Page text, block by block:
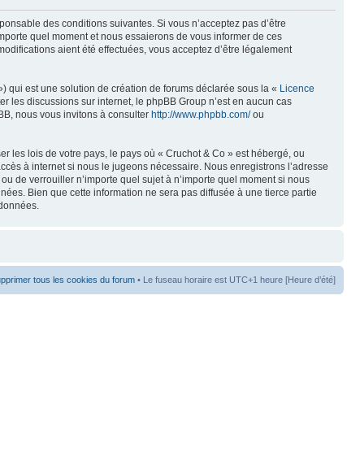
des conditions suivantes. Si vous n’acceptez pas d’être
quel moment et nous essaierons de vous informer de ces
aient été effectuées, vous acceptez d’être légalement
qui est une solution de création de forums déclarée sous la « Licence
les discussions sur internet, le phpBB Group n’est en aucun cas
nous vous invitons à consulter http://www.phpbb.com/ou
les lois de votre pays, le pays où « Cruchot & Co » est hébergé, ou
à internet si nous le jugeons nécessaire. Nous enregistrons l’adresse
de verrouiller n’importe quel sujet à n’importe quel moment si nous
Bien que cette information ne sera pas diffusée à une tierce partie
tous les cookies du forum • Le fuseau horaire est UTC+1 heure [Heure d’été]